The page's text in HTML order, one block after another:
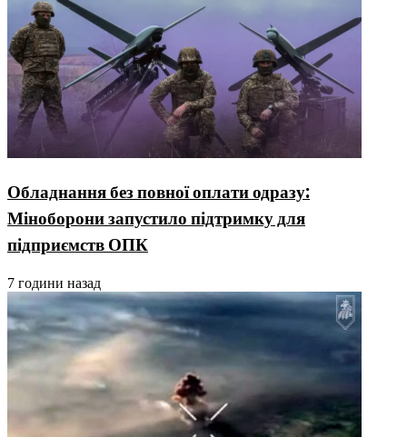
Обладнання без повної оплати одразу:
Міноборони запустило підтримку для
підприємств ОПК
7 години назад